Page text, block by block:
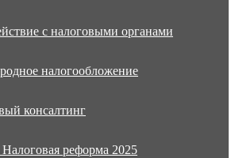
с налоговыми органами
налогообложение
консалтинг
реформа 2025